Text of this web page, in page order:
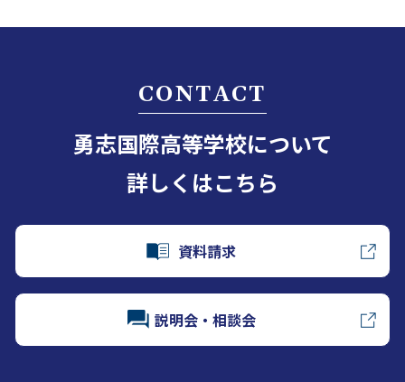
CONTACT
勇志国際高等学校について
詳しくはこちら
資料請求
説明会・相談会